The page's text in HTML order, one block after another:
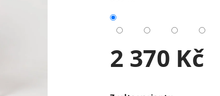
0,0
hvězdiček.
2 370 Kč
cena: